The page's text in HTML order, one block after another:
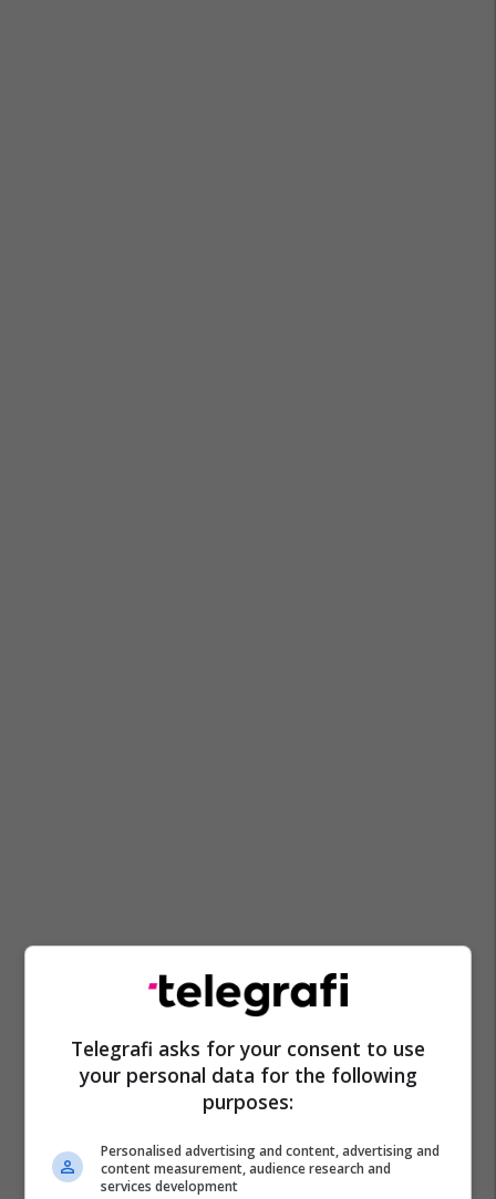
Real Madrid Mallorca
La Liga
Vedat Muriqi
Telegrafi asks for your consent to use
your personal data for the following
purposes:
Personalised advertising and content, advertising and
content measurement, audience research and
services development